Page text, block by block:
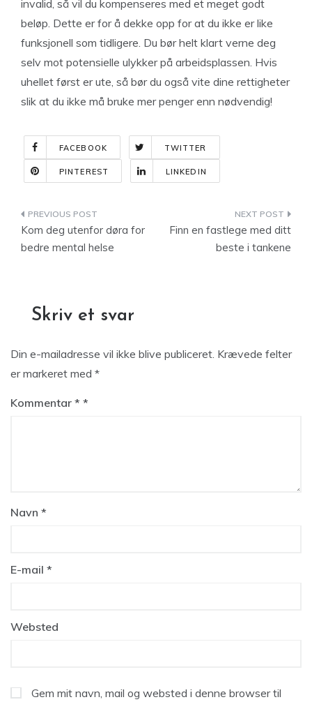
invalid, så vil du kompenseres med et meget godt
beløp. Dette er for å dekke opp for at du ikke er like
funksjonell som tidligere. Du bør helt klart verne deg
selv mot potensielle ulykker på arbeidsplassen. Hvis
uhellet først er ute, så bør du også vite dine rettigheter
slik at du ikke må bruke mer penger enn nødvendig!
FACEBOOK TWITTER
PINTEREST LINKEDIN
Indlægsnavigation
Kom deg utenfor døra for
bedre mental helse
Finn en fastlege med ditt
beste i tankene
Skriv et svar
Din e-mailadresse vil ikke blive publiceret. Krævede felter
er markeret med *
Kommentar *
Navn *
E-mail *
Websted
Gem mit navn, mail og websted i denne browser til